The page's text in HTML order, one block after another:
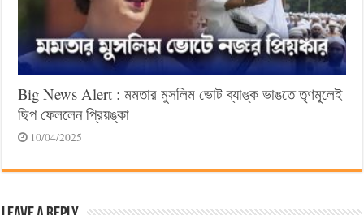
Big News Alert : মমতার মুসলিম ভোট ব্যাঙ্ক ভাঙতে তৃণমূলেই
ছিপ ফেললেন প্রিয়ঙ্কা
10/04/2025